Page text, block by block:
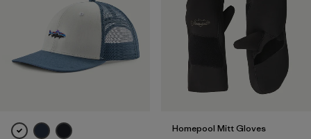
Homepool Mitt Gloves